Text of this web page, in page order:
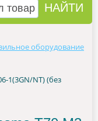
оборудование
1(3GN/NT) (без